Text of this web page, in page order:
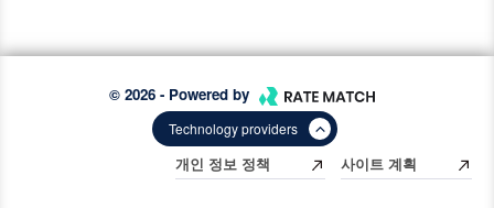
© 2026 - Powered by
Technology providers
개인 정보 정책 사이트 계획